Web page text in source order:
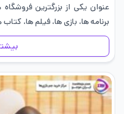
عنوان یکی از بزرگترین
برنامه ‌ها، بازی‌ ها، فیلم‌ ها،